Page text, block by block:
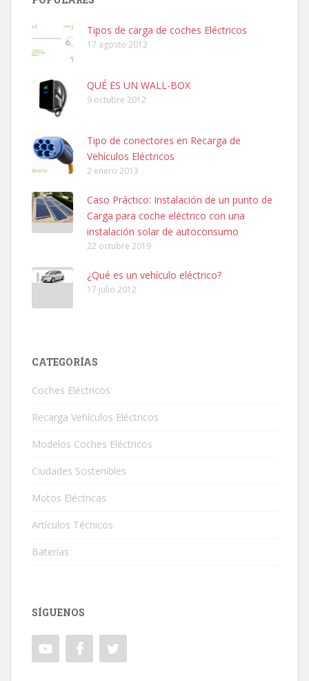
Tipos de carga de coches Eléctricos
17 agosto 2012
QUÉ ES UN WALL-BOX
9 octubre 2012
Tipo de conectores en Recarga de
Vehículos Eléctricos
2 enero 2013
Caso Práctico: Instalación de un punto de
Carga para coche eléctrico con una
instalación solar de autoconsumo
22 octubre 2019
¿Qué es un vehículo eléctrico?
17 julio 2012
CATEGORÍAS
Coches Eléctricos
Recarga Vehículos Eléctricos
Modelos Coches Eléctricos
Ciudades Sostenibles
Motos Eléctricas
Artículos Técnicos
Baterías
SÍGUENOS